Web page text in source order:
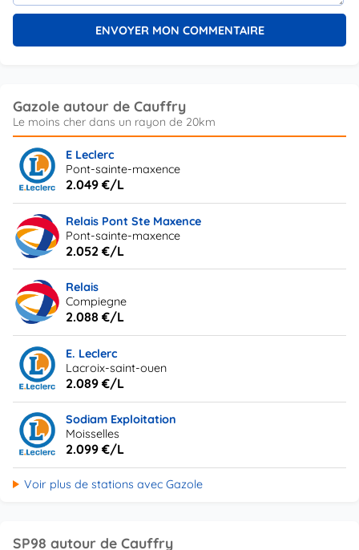
Gazole autour de Cauffry
E Leclerc
Pont-sainte-maxence
2.049 €/L
Relais Pont Ste Maxence
Pont-sainte-maxence
2.052 €/L
Relais
Compiegne
2.088 €/L
E. Leclerc
Lacroix-saint-ouen
2.089 €/L
Sodiam Exploitation
Moisselles
2.099 €/L
Voir plus de stations avec Gazole
SP98 autour de Cauffry